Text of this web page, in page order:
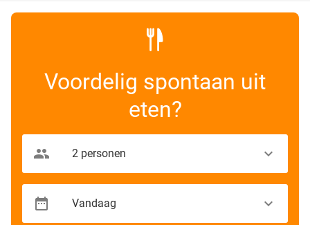
Voordelig spontaan uit
eten?